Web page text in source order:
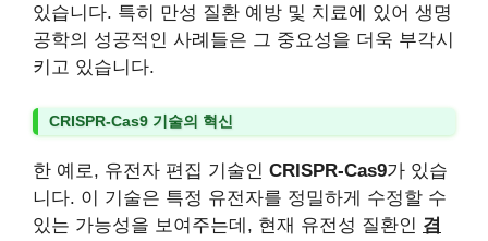
있습니다. 특히 만성 질환 예방 및 치료에 있어 생명
공학의 성공적인 사례들은 그 중요성을 더욱 부각시
키고 있습니다.
CRISPR-Cas9 기술의 혁신
한 예로, 유전자 편집 기술인 CRISPR-Cas9가 있습
니다. 이 기술은 특정 유전자를 정밀하게 수정할 수
있는 가능성을 보여주는데, 현재 유전성 질환인 겸